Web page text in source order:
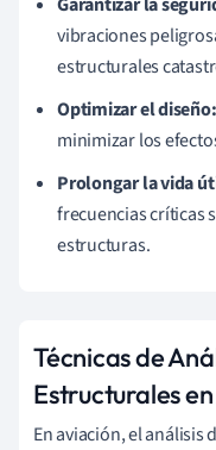
vibraciones
estructurales
Optimizar el diseño:
minimizar los
Prolongar la vida
frecuencias críticas
estructuras.
Técnicas de
Estructurales
En aviación, el análisis